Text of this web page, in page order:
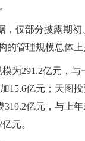
，仅部分披露期
的管理规模总体上
为291.2亿元，与
15.6亿元；天图投
亿元，与上
元。